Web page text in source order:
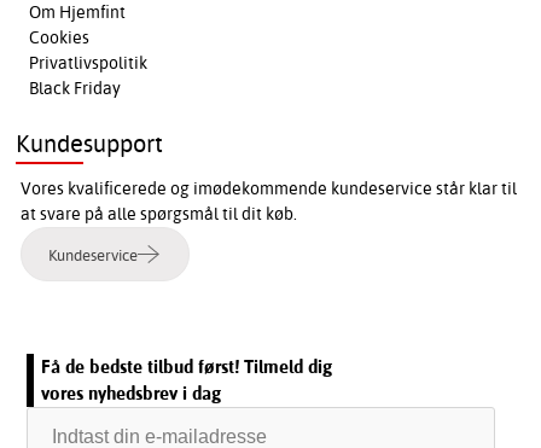
Om Hjemfint
Cookies
Privatlivspolitik
Black Friday
Kundesupport
Vores kvalificerede og imødekommende kundeservice står klar til
at svare på alle spørgsmål til dit køb.
Kundeservice
Få de bedste tilbud først! Tilmeld dig
vores nyhedsbrev i dag